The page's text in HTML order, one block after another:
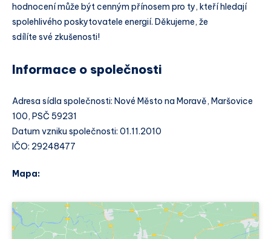
hodnocení může být cenným přínosem pro ty, kteří hledají
spolehlivého poskytovatele energií. Děkujeme, že
sdílíte své zkušenosti!
Informace o společnosti
Adresa sídla společnosti: Nové Město na Moravě, Maršovice
100, PSČ 59231
Datum vzniku společnosti: 01.11.2010
IČO: 29248477
Mapa: